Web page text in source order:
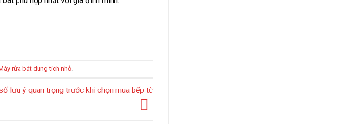
rửa bát dung tích nhỏ.
lưu ý quan trọng trước khi chọn mua bếp từ